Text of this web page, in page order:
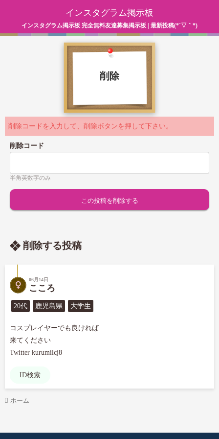
インスタグラム掲示板
インスタグラム掲示板 完全無料友達募集掲示板 | 最新投稿(*´▽｀*)
削除
削除コードを入力して、削除ボタンを押して下さい。
削除コード
半角英数字のみ
削除する投稿
06月14日
こころ
20代 鹿児島県 大学生
コスプレイヤーでも良ければ
来てください
Twitter kurumilcj8
ID検索
ホーム